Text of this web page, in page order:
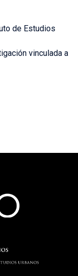
de Estudios
vinculada a